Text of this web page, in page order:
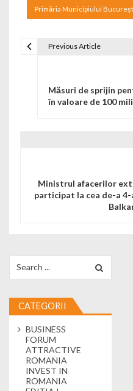
Primăria Municipiului
Previous Article
Măsuri de sprijin
în valoare de 100
Ministrul afacerilor
participat la cea de-a 4-
CATEGORII
BUSINESS
FORUM
ATTRACTIVE
ROMANIA
INVEST IN
ROMANIA